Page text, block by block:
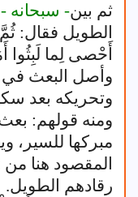
ثم بين- سبحانه -
الطويل فقال:
أَحْصى لِما لَبِثُوا
وأصل البعث في
وتحريكه بعد
ومنه قولهم: بعث
مبركها للسير،
المقصود هنا من
رقادهم الطويل.